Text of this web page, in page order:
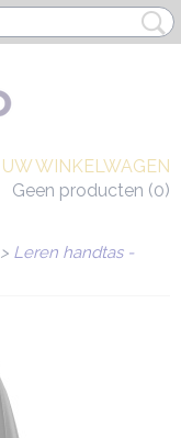
UW WINKELWAGEN
Geen producten (0)
> Leren handtas -